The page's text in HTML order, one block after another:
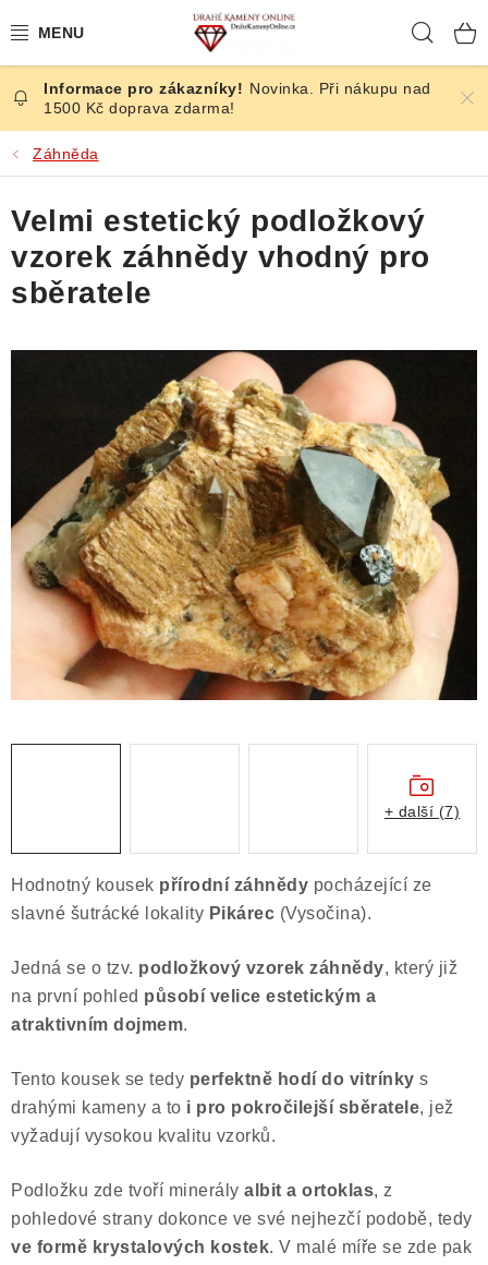
na
ČESKÉ KAMENY
ŠPERKY
KAMENY ZE SVĚTA
BROUŠENÉ
ČLÁNKY
NALEZIŠTĚ
NÁŠ PŘÍBĚH
VIDEOGALERIE
Výkup minerálů a drahých kamenů
Formulář pro odstoupení od smlouvy
Poučení o právu na odstoupení od smlouvy
Novinka. Při nákupu nad
1500 Kč doprava zdarma!
Záhněda
Hodnotný kousek přírodní záhnědy pocházející ze
slavné šutrácké lokality Pikárec (Vysočina).
Jedná se o tzv. podložkový vzorek záhnědy, který již
na první pohled působí velice estetickým a
atraktivním dojmem.
Tento kousek se tedy perfektně hodí do vitrínky s
drahými kameny a to i pro pokročilejší sběratele, jež
vyžadují vysokou kvalitu vzorků.
Podložku zde tvoří minerály albit a ortoklas, z
pohledové strany dokonce ve své nejhezčí podobě, tedy
ve formě krystalových kostek. V malé míře se zde pak
Velmi estetický podložkový
vzorek záhnědy vhodný pro
sběratele
+ další (7)